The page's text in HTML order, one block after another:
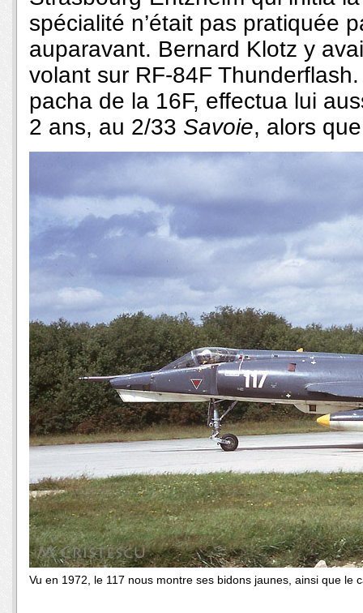
spécialité n’était pas pratiquée
auparavant. Bernard Klotz y
volant sur RF-84F
pacha de la 16F, effectua lui
2 ans, au 2/33 Savoie, alors
Vu en 1972, le 117 nous montre ses bidons jaunes, ainsi que le